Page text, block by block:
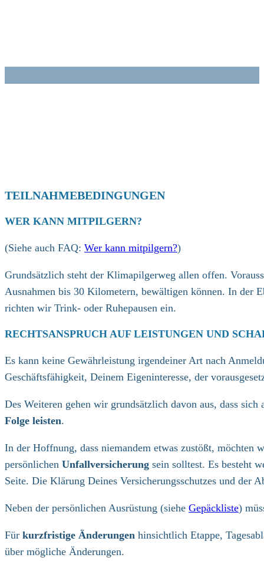
TEILNAHMEBEDINGUNGEN
WER KANN MITPILGERN?
(Siehe auch FAQ: Wer kann mitpilgern?)
Grundsätzlich steht der Klimapilgerweg allen offen.
Ausnahmen bis 30 Kilometern, bewältigen können. In der
richten wir Trink- oder Ruhepausen ein.
RECHTSANSPRUCH AUF LEISTUNGEN UND
Es kann keine Gewährleistung irgendeiner Art nach
Geschäftsfähigkeit, Deinem Eigeninteresse, der
Des Weiteren gehen wir grundsätzlich davon aus, dass
Folge leisten.
In der Hoffnung, dass niemandem etwas zustößt, möchten
persönlichen Unfallversicherung sein solltest. Es besteht
Seite. Die Klärung Deines Versicherungsschutzes und der
Neben der persönlichen Ausrüstung (siehe Gepäckliste)
Für kurzfristige Änderungen hinsichtlich Etappe,
über mögliche Änderungen.